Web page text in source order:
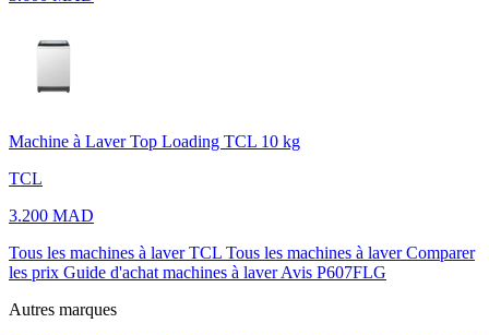
Machine à Laver Top Loading TCL 10 kg
TCL
3.200 MAD
Tous les machines à laver TCL Tous les machines à laverComparer
les prix Guide d'achat machines à laverAvis P607FLG
Autres marques